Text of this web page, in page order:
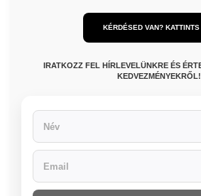
KÉRDÉSED VAN? KATTINTS
IRATKOZZ FEL HÍRLEVELÜNKRE ÉS
KEDVEZMÉNYEKRŐL!